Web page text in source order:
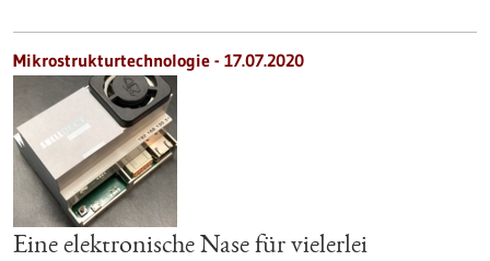
Mikrostrukturtechnologie - 17.07.2020
Eine elektronische Nase für vielerlei